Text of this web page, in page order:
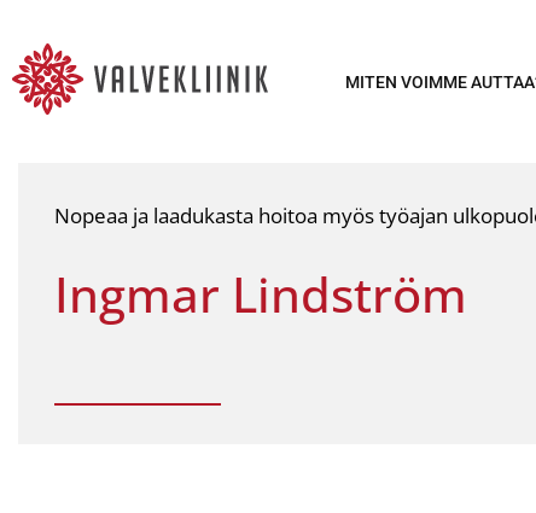
MITEN VOIMME
Nopeaa ja laadukasta hoitoa myös työajan
Ingmar Lindström